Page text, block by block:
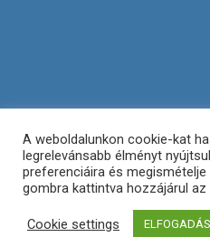
S + V Engineering
Minden jog
A weboldalunkon cookie-kat
legrelevánsabb élményt
preferenciáira és megismételje
gombra kattintva hozzájárul
Cookie settings ELFOGADÁS